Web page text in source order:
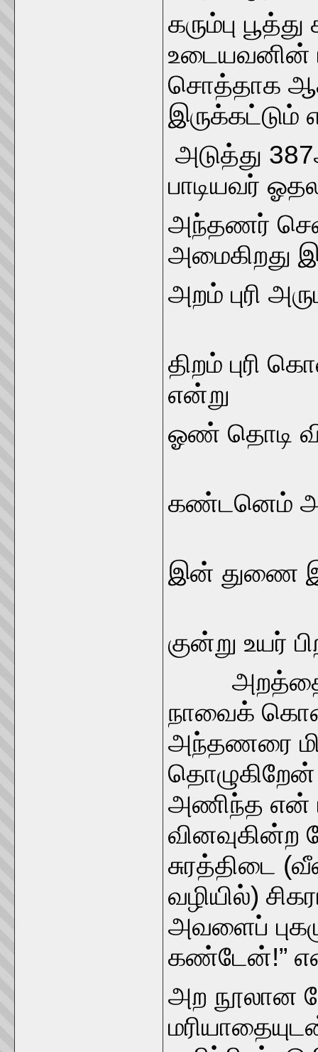
கரும்பு
உடையவனின்
சொத்தாக
அடுத்து
பாடியவர்
அந்தணர்
அமைகிறது
அறம்
திறம்
ஓண் தொடி
கண்டனெம்
இன்
குன்று
அறத்தைப்
நாவைக்
அந்தணரை
அணிந்த என்
சுரத்திடை
வழியில்)
அவளைப்
கண்டேன்!”
அற நூலான